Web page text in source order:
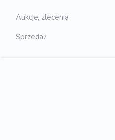
Aukcje, zlecenia
Sprzedaż